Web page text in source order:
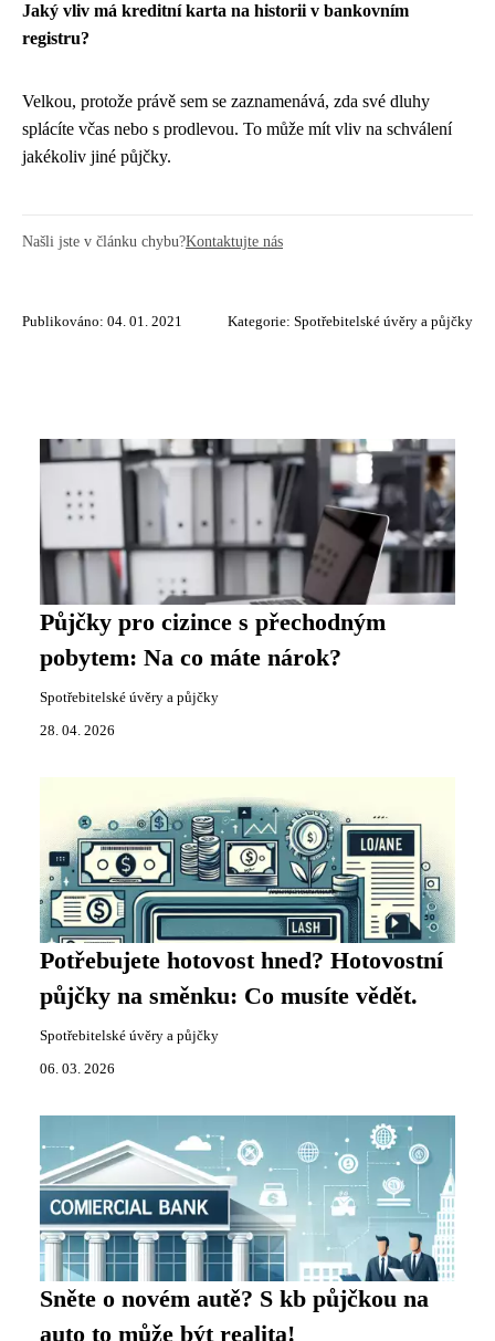
Jaký vliv má kreditní karta na historii v bankovním
registru?
Velkou, protože právě sem se zaznamenává, zda své dluhy
splácíte včas nebo s prodlevou. To může mít vliv na schválení
jakékoliv jiné půjčky.
Našli jste v článku chybu?Kontaktujte nás
Publikováno: 04. 01. 2021 Kategorie: Spotřebitelské úvěry a půjčky
Půjčky pro cizince s přechodným
pobytem: Na co máte nárok?
Spotřebitelské úvěry a půjčky
28. 04. 2026
Potřebujete hotovost hned? Hotovostní
půjčky na směnku: Co musíte vědět.
Spotřebitelské úvěry a půjčky
06. 03. 2026
Sněte o novém autě? S kb půjčkou na
auto to může být realita!